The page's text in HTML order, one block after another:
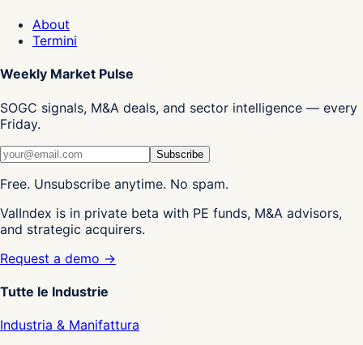
About
Termini
Weekly Market Pulse
SOGC signals, M&A deals, and sector intelligence — every
Friday.
Subscribe
Free. Unsubscribe anytime. No spam.
ValIndex is in private beta with PE funds, M&A advisors,
and strategic acquirers.
Request a demo →
Tutte le Industrie
Industria & Manifattura